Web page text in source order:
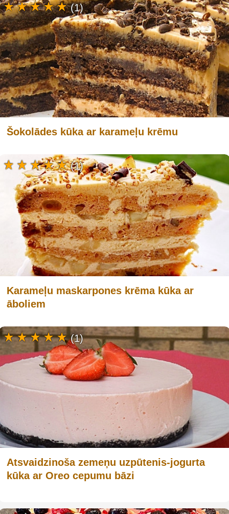
Šokolādes kūka ar karameļu krēmu
(1)
Karameļu maskarpones krēma kūka ar
āboliem
(1)
Atsvaidzinoša zemeņu uzpūtenis-jogurta
kūka ar Oreo cepumu bāzi
(1)